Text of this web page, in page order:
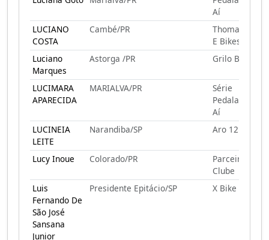
Aí
LUCIANO
COSTA
Cambé/PR
Thomas Skate
E Bikes
Luciano
Marques
Astorga /PR Grilo Bike
LUCIMARA
APARECIDA
MARIALVA/PR
Série
Pedalando Por
Aí
LUCINEIA
LEITE
Narandiba/SP Aro 12
Lucy Inoue Colorado/PR
Parceiros Bike
Clube
Luis
Fernando De
São José
Sansana
Junior
Presidente Epitácio/SP X Bike